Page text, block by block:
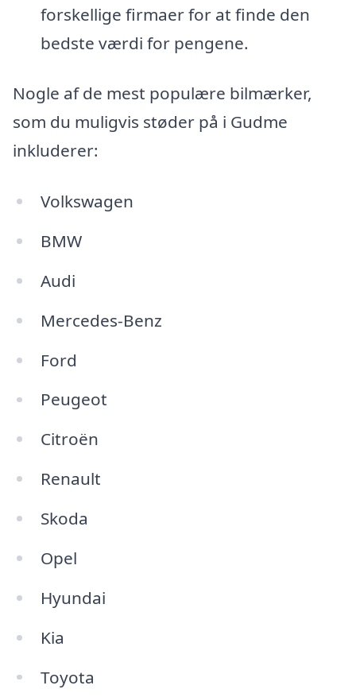
forskellige firmaer for at finde den
bedste værdi for pengene.
Nogle af de mest populære bilmærker,
som du muligvis støder på i Gudme
inkluderer:
Volkswagen
BMW
Audi
Mercedes-Benz
Ford
Peugeot
Citroën
Renault
Skoda
Opel
Hyundai
Kia
Toyota